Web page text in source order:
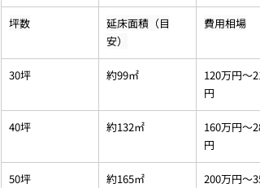
坪数
延床面積（目
安）
費用相場
30坪 約99㎡
120万円～
円
40坪 約132㎡
160万円～
円
50坪 約165㎡
200万円～